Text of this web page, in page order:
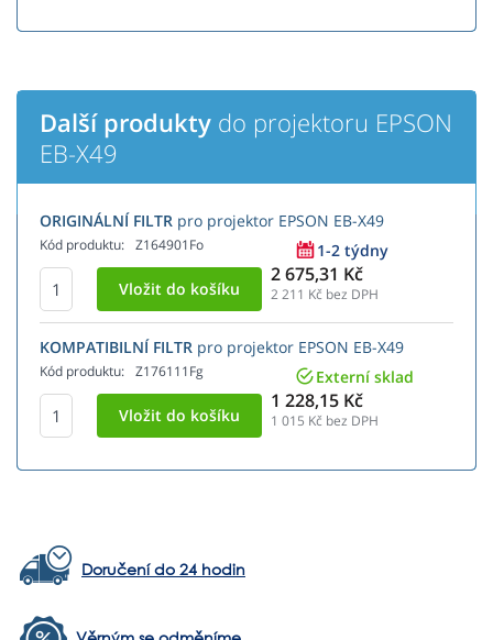
Další produkty do projektoru EPSON
EB-X49
ORIGINÁLNÍ FILTR pro projektor EPSON EB-X49
Kód produktu: Z164901Fo 1-2 týdny
2 675,31 Kč
2 211 Kč bez DPH
KOMPATIBILNÍ FILTR pro projektor EPSON EB-X49
Kód produktu: Z176111Fg Externí sklad
1 228,15 Kč
1 015 Kč bez DPH
Doručení do 24 hodin